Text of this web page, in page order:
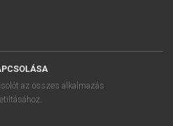
az összes alkalmazás